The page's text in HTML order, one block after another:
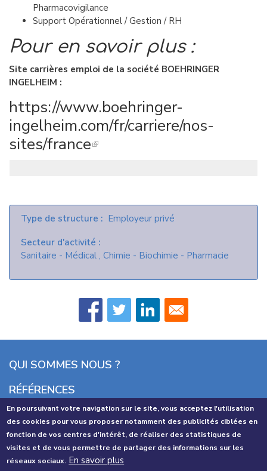
Pharmacovigilance
Support Opérationnel / Gestion / RH
Pour en savoir plus :
Site carrières emploi de la société BOEHRINGER
INGELHEIM :
https://www.boehringer-
ingelheim.com/fr/carriere/nos-
sites/france
Type de structure
Employeur privé
Secteur d'activité
Sanitaire - Médical Chimie - Biochimie - Pharmacie
QUI SOMMES NOUS ?
RÉFÉRENCES
CONTACT
SE CONNECTER
En poursuivant votre navigation sur le site, vous acceptez l'utilisation
des cookies pour vous proposer notamment des publicités ciblées en
fonction de vos centres d'intérêt, de réaliser des statistiques de
visites et de vous permettre de partager des informations sur les
réseaux sociaux. En savoir plus